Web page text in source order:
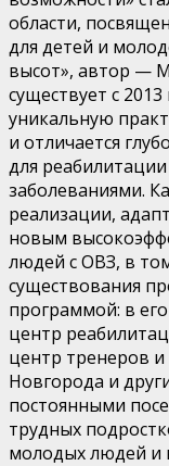
области,
для детей и
высот», автор —
существует с
уникальную
и отличается
для
заболеваниями.
реализации,
новым
людей с ОВЗ, в
существования
программой: в
центр
центр тренеров
Новгорода и
постоянными
трудных
молодых людей и